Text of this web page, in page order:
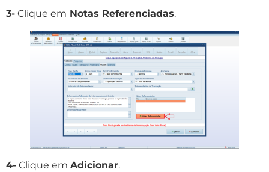
3- Clique em Notas Referenciadas.
4- Clique em Adicionar.